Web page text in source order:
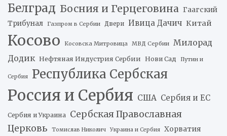
Белград Босния и Герцеговина Гаагский
Трибунал Газпром в Сербии Двери Ивица Дачич Китай
Косово Косовска Митровица МВД Сербии
Милорад
Додик Нефтяная Индустрия Сербии Нови Сад Путин и
Сербия Республика Сербская
Россия и Сербия США Сербия и ЕС
Сербия и Украина
Сербская Православная
Церковь
Томислав Николич Украина и Сербия Хорватия